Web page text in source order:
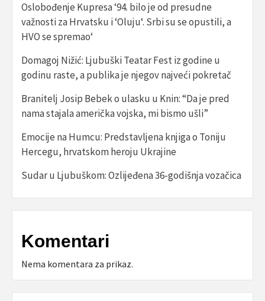
Oslobođenje Kupresa ‘94. bilo je od presudne
važnosti za Hrvatsku i ‘Oluju‘. Srbi su se opustili, a
HVO se spremao‘
Domagoj Nižić: Ljubuški Teatar Fest iz godine u
godinu raste, a publika je njegov najveći pokretač
Branitelj Josip Bebek o ulasku u Knin: “Da je pred
nama stajala američka vojska, mi bismo ušli”
Emocije na Humcu: Predstavljena knjiga o Toniju
Hercegu, hrvatskom heroju Ukrajine
Sudar u Ljubuškom: Ozlijeđena 36-godišnja vozačica
Komentari
Nema komentara za prikaz.